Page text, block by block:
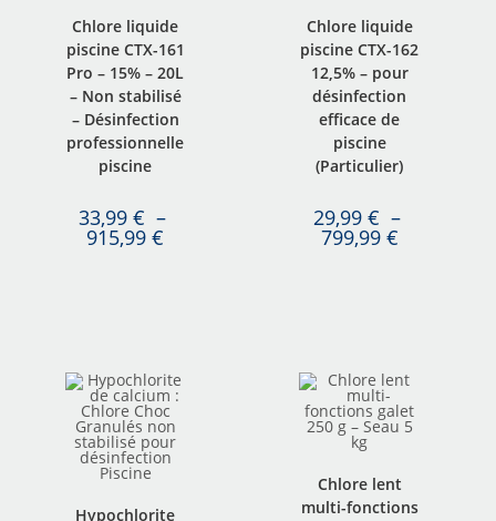
Chlore liquide
piscine CTX-161
Pro – 15% – 20L
– Non stabilisé
– Désinfection
professionnelle
piscine
33,99€ –
915,99€
Chlore liquide
piscine CTX-162
12,5% – pour
désinfection
efficace de
piscine
(Particulier)
29,99 € –
799,99 €
Hypochlorite
Chlore lent
multi-fonctions